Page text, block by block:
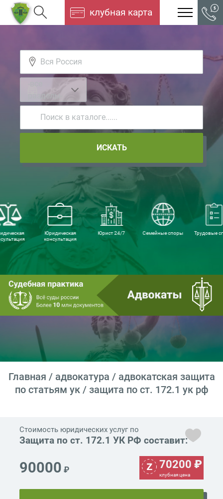
клубная карта
ИСКАТЬ
Юридическая
консультация
Юрист 24/7 Семейные споры Трудовые
Главная / адвокатура / адвокатская защита
по статьям ук/ защита по ст. 172.1 ук рф
Стоимость юридических услуг по
Защита по ст. 172.1 УК РФ составит:
90000 ₽ 70200 ₽
клубная цена